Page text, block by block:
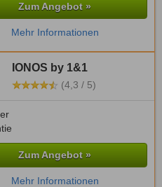
Zum Angebot »
Mehr Informationen
IONOS by 1&1
(4,3 / 5)
Zum Angebot »
Mehr Informationen